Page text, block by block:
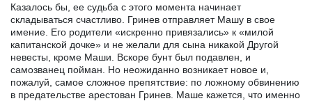
Казалось бы, ее судьба с этого момента начинает
складываться счастливо. Гринев отправляет Машу в свое
имение. Его родители «искренно привязались» к «милой
капитанской дочке» и не желали для сына никакой Другой
невесты, кроме Маши. Вскоре бунт был подавлен, и
самозванец пойман. Но неожиданно возникает новое и,
пожалуй, самое сложное препятствие: по ложному обвинению
в предательстве арестован Гринев. Маше кажется, что именно